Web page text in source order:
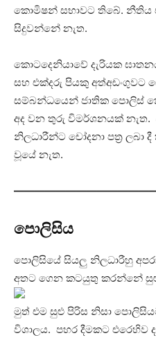
කොමිෂන් සභාවට තිබේ. නීතිය
සිදුවන්නේ නැත.
කොටදෙනියාවේ දැරියක
සහ එක්දරු පියකු අත්අඩංගුවට
සම්බන්ධයෙන් ජාතික පොලිස්
අද වන තුරු විමර්ශනයක්
නිලධාරීන්ට චෝදනා පත්‍ර
වූයේ නැත.
පොලිසිය
පොලිසියේ සියලු නිලධාරීහු
අතට ගෙන කටයුතු කරන්නේ
මුත් එම සුළු පිරිස නිසා
විශාලය. පහර දීමකට එරෙහිව